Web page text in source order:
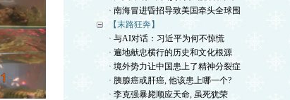
· 南海冒进昏招导致美国牵头全球围
【末路狂奔】
· 与AI对话：习近平为何不惊慌
· 遍地献忠横行的历史和文化根源
· 境外势力让中国患上了精神分裂症
· 胰腺癌或肝癌, 他该患上哪一个?
· 李克强暴毙顺应天命, 虽死犹荣